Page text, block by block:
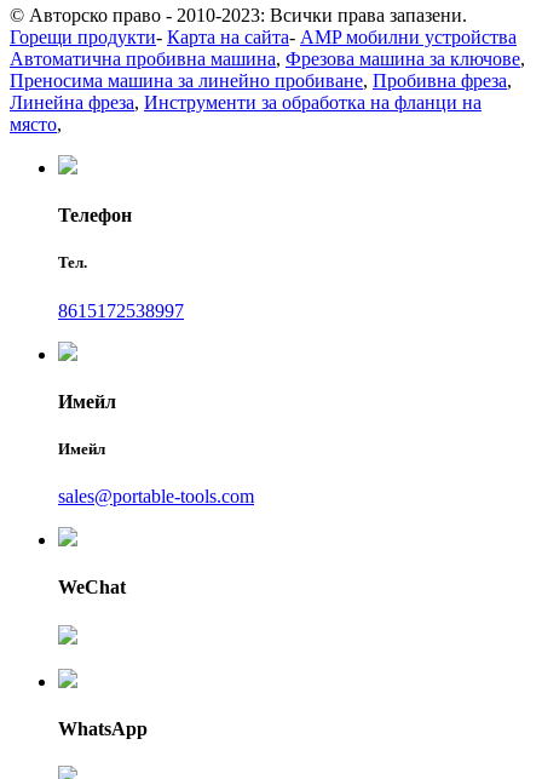
© Авторско право - 2010-2023: Всички права запазени.
Горещи продукти- Карта на сайта- AMP мобилни устройства
Автоматична пробивна машина, Фрезова машина за ключове,
Преносима машина за линейно пробиване, Пробивна фреза,
Линейна фреза, Инструменти за обработка на фланци на
място,
Телефон
Тел.
8615172538997
Имейл
Имейл
sales@portable-tools.com
WeChat
WhatsApp